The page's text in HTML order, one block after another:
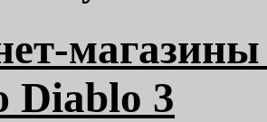
магазины
Diablo 3